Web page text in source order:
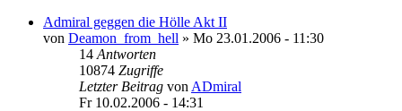
Admiral geggen die Hölle Akt II
von Deamon_from_hell » Mo 23.01.2006 - 11:30
14 Antworten
10874 Zugriffe
Letzter Beitrag von ADmiral
Fr 10.02.2006 - 14:31